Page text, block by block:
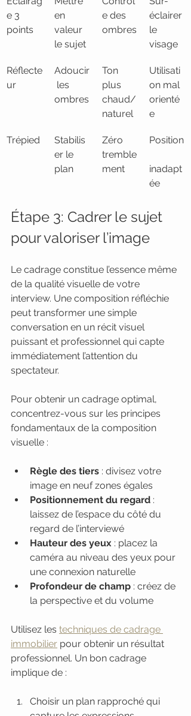
e 3
points
en
valeur
le sujet
e des
ombres
éclairer
le
visage
Réflecte
ur
Adoucir
les
ombres
Ton
plus
chaud/
naturel
Utilisati
on mal
orienté
e
Trépied
Stabilis
er le
plan
Zéro
tremble
ment
Position
inadapt
ée
Étape 3: Cadrer le sujet
pour valoriser l’image
Le cadrage constitue l’essence même
de la qualité visuelle de votre
interview. Une composition réfléchie
peut transformer une simple
conversation en un récit visuel
puissant et professionnel qui capte
immédiatement l’attention du
spectateur.
Pour obtenir un cadrage optimal,
concentrez-vous sur les principes
fondamentaux de la composition
visuelle :
Règle des tiers : divisez votre
image en neuf zones égales
Positionnement du regard :
laissez de l’espace du côté du
regard de l’interviewé
Hauteur des yeux : placez la
caméra au niveau des yeux pour
une connexion naturelle
Profondeur de champ : créez de
la perspective et du volume
Utilisez les techniques de cadrage
immobilier pour obtenir un résultat
professionnel. Un bon cadrage
implique de :
Choisir un plan rapproché qui